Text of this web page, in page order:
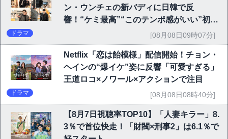
ン・ウンチェの新バディに日韓で反
響！“ケミ最高”“このテンポ感がいい”初回
ドラマ [08月08日09時07分]
Netflix「恋は飴模様」配信開始！チョン・
ヘインの“爆イケ”姿に反響「可愛すぎる」
王道ロコ×ノワール×アクションで注目
ドラマ [08月08日08時40分]
【8月7日視聴率TOP10】「人妻キラー」8.
3％で首位快走！「財閥×刑事2」は6.1％で